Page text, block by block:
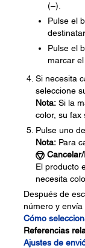
(–).
Pulse el
Pulse el
marcar
Si necesita
seleccione
Nota: Si la
color, su fax
Pulse uno
Nota: Para
El producto
necesita
Después de
número y envía
Cómo
Referencias
Ajustes de